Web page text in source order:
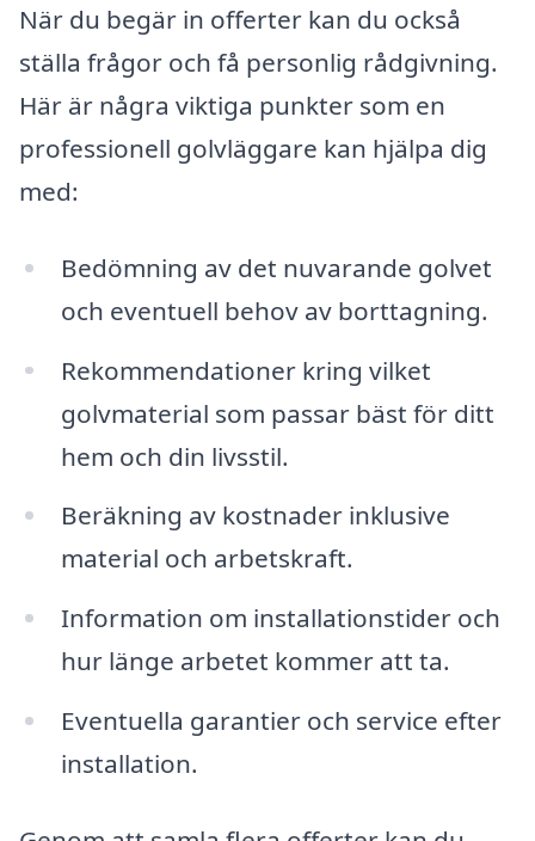
När du begär in offerter kan du också
ställa frågor och få personlig rådgivning.
Här är några viktiga punkter som en
professionell golvläggare kan hjälpa dig
med:
Bedömning av det nuvarande golvet
och eventuell behov av borttagning.
Rekommendationer kring vilket
golvmaterial som passar bäst för ditt
hem och din livsstil.
Beräkning av kostnader inklusive
material och arbetskraft.
Information om installationstider och
hur länge arbetet kommer att ta.
Eventuella garantier och service efter
installation.